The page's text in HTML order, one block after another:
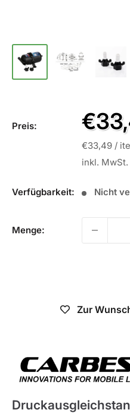
Preis:
Sale
Preis
€33,49 /
inkl. MwSt.
Verfügbarkeit: Nicht
Menge:
Zur